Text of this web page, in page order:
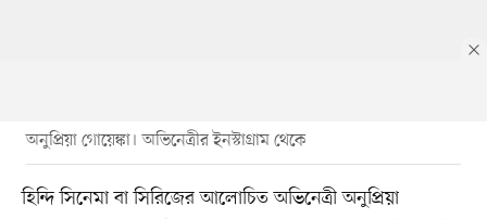
অনুপ্রিয়া গোয়েঙ্কা। অভিনেত্রীর ইনস্টাগ্রাম থেকে
হিন্দি সিনেমা বা সিরিজের আলোচিত অভিনেত্রী অনুপ্রিয়া